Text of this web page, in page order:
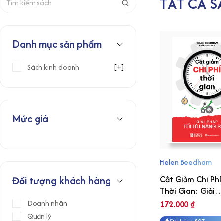
Danh mục sản phẩm
Sách kinh doanh [+]
Mức giá
Đối tượng khách hàng
Doanh nhân
Quản lý
Helen Beedham
Cắt Giảm Chi Phí
Thời Gian: Giải
pháp tối ưu năng
suất
172.000₫